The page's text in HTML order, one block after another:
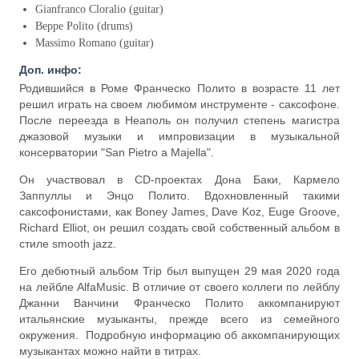
Gianfranco Cloralio (guitar)
Beppe Polito (drums)
Massimo Romano (guitar)
Доп. инфо:
Родившийся в Роме Франческо Полито в возрасте 11 лет
решил играть на своем любимом инструменте - саксофоне.
После переезда в Неаполь он получил степень магистра
джазовой музыки и импровизации в музыкальной
консерватории "San Pietro a Majella".
Он участвовал в CD-проектах Дона Баки, Кармело
Заппуллы и Энцо Полито. Вдохновленный такими
саксофонистами, как Boney James, Dave Koz, Euge Groove,
Richard Elliot, он решил создать свой собственный альбом в
стиле smooth jazz.
Его дебютный альбом Trip был выпущен 29 мая 2020 года
на лейбле AlfaMusic. В отличие от своего коллеги по лейблу
Джанни Ванчини Франческо Полито аккомпанируют
итальянские музыканты, прежде всего из семейного
окружения. Подробную информацию об аккомпанирующих
музыкантах можно найти в титрах.